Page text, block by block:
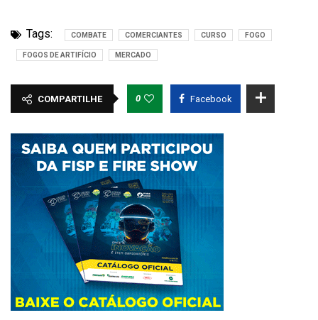
Tags: COMBATE COMERCIANTES CURSO FOGO
FOGOS DE ARTIFÍCIO MERCADO
COMPARTILHE 0 Facebook